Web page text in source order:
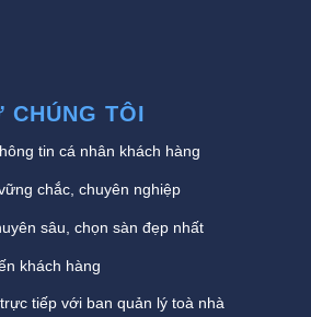
CHÚNG TÔI
tin cá nhân khách hàng
chắc, chuyên nghiệp
sâu, chọn sàn đẹp nhất
khách hàng
tiếp với ban quản lý toà nhà